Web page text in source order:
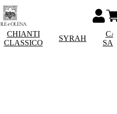
CHIANTI
CLASSICO
SYRAH